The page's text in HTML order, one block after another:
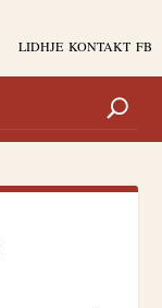
LIDHJE KONTAKT FB